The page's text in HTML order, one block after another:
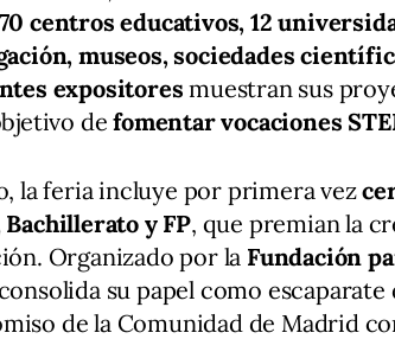
70 centros educativos, 12
museos, sociedades
expositoresmuestran sus
defomentar vocaciones
la feria incluye por primera vez
Bachillerato y FP, que premian la
Organizado por la Fundación
su papel como
de la Comunidad de Madrid